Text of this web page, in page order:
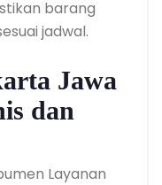
barang
jadwal.
Jawa
dan
Layanan